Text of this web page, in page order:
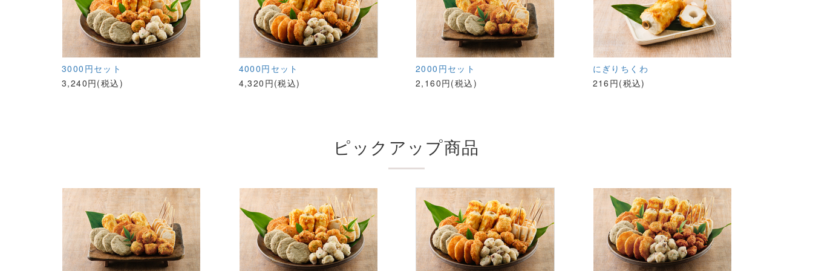
3000円セット
3,240円(税込)
4000円セット
4,320円(税込)
2000円セット
2,160円(税込)
にぎりちくわ
216円(税込)
ピックアップ商品